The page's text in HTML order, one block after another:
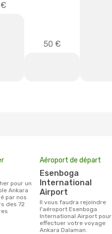
€
50 €
Ankara
par nos
des 72
Aéroport de départ
Esenboga
International
Airport
Il vous faudra rejoindre
l'aéroport Esenboga
International Airport pour
effectuer votre voyage
Ankara Dalaman.